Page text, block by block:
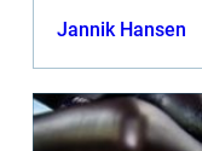
Jannik Hansen